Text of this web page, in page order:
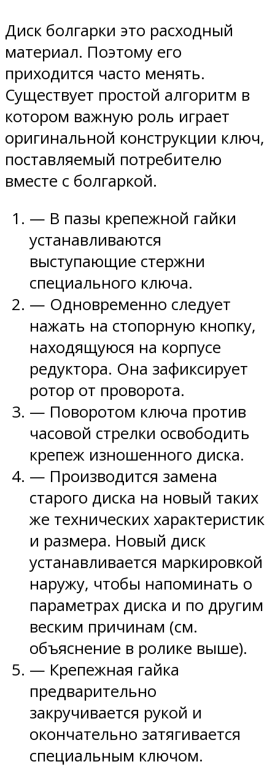
Диск болгарки это расходный
материал. Поэтому его
приходится часто менять.
Существует простой алгоритм в
котором важную роль играет
оригинальной конструкции ключ,
поставляемый потребителю
вместе с болгаркой.
— В пазы крепежной гайки
устанавливаются
выступающие стержни
специального ключа.
— Одновременно следует
нажать на стопорную кнопку,
находящуюся на корпусе
редуктора. Она зафиксирует
ротор от проворота.
— Поворотом ключа против
часовой стрелки освободить
крепеж изношенного диска.
— Производится замена
старого диска на новый таких
же технических характеристик
и размера. Новый диск
устанавливается маркировкой
наружу, чтобы напоминать о
параметрах диска и по другим
веским причинам (см.
объяснение в ролике выше).
— Крепежная гайка
предварительно
закручивается рукой и
окончательно затягивается
специальным ключом.